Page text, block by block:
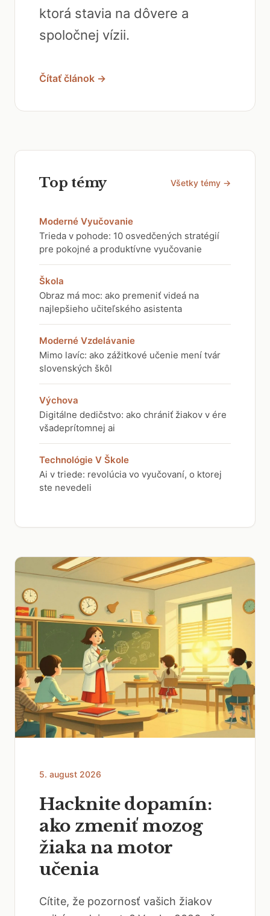
ktorá stavia na dôvere a
spoločnej vízii.
Čítať článok →
Top témy Všetky témy →
Moderné Vyučovanie
Trieda v pohode: 10 osvedčených stratégií
pre pokojné a produktívne vyučovanie
Škola
Obraz má moc: ako premeniť videá na
najlepšieho učiteľského asistenta
Moderné Vzdelávanie
Mimo lavíc: ako zážitkové učenie mení tvár
slovenských škôl
Výchova
Digitálne dedičstvo: ako chrániť žiakov v ére
všadeprítomnej ai
Technológie V Škole
Ai v triede: revolúcia vo vyučovaní, o ktorej
ste nevedeli
5. august 2026
Hacknite dopamín:
ako zmeniť mozog
žiaka na motor
učenia
Cítite, že pozornosť vašich žiakov